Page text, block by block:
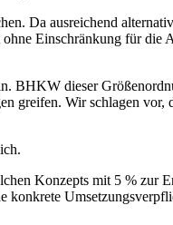
Da ausreichend
Einschränkung für die
BHKW dieser
greifen. Wir schlagen
Konzepts mit 5 % zur
konkrete